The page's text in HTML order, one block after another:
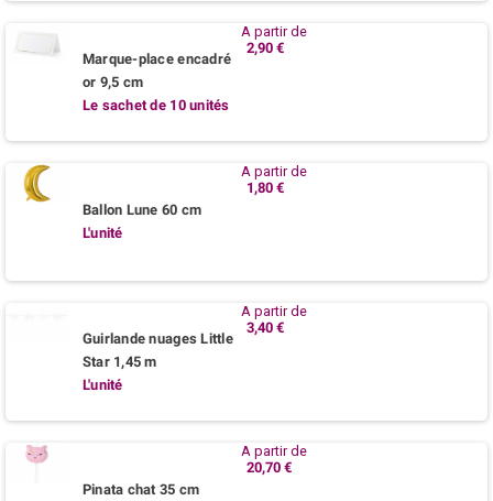
Marque-place encadré
or 9,5 cm
Le sachet de 10 unités
A partir de
2,90 €
Ballon Lune 60 cm
L'unité
A partir de
1,80 €
Guirlande nuages Little
Star 1,45 m
L'unité
A partir de
3,40 €
Pinata chat 35 cm
A partir de
20,70 €